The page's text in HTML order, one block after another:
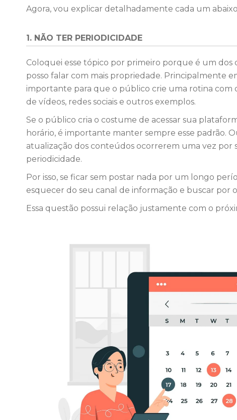
Agora, vou explicar detalhadamente cada um
1. NÃO TER PERIODICIDADE
Coloquei esse tópico por primeiro porque é um
posso falar com mais propriedade. Principalmente
importante para que o público crie uma rotina com
de vídeos, redes sociais e outros exemplos.
Se o público cria o costume de acessar sua
horário, é importante manter sempre esse padrão.
atualização dos conteúdos ocorrerem uma vez por
periodicidade.
Por isso, se ficar sem postar nada por um longo
esquecer do seu canal de informação e buscar por
Essa questão possui relação justamente com o